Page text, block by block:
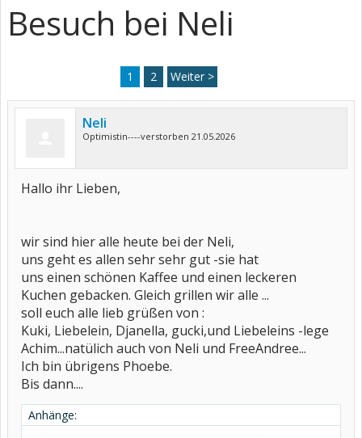
Besuch bei Neli
1 2 Weiter >
Neli
Optimistin----verstorben 21.05.2026
Hallo ihr Lieben,
wir sind hier alle heute bei der Neli,
uns geht es allen sehr sehr gut -sie hat
uns einen schönen Kaffee und einen leckeren
Kuchen gebacken. Gleich grillen wir alle ...
soll euch alle lieb grüßen von :
Kuki, Liebelein, Djanella, gucki,und Liebeleins -lege
Achim...natülich auch von Neli und FreeAndree...
Ich bin übrigens Phoebe.
Bis dann....
Anhänge: